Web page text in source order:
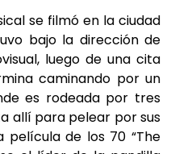
se filmó en la ciudad
bajo la dirección de
luego de una cita
caminando por un
es rodeada por tres
allí para pelear por sus
película de los 70 “The